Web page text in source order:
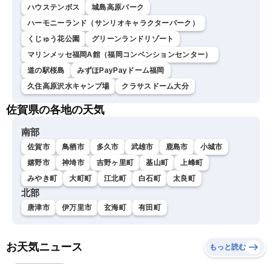
ハウステンボス
城島高原パーク
ハーモニーランド（サンリオキャラクターパーク）
くじゅう花公園
グリーンランドリゾート
マリンメッセ福岡A館（福岡コンベンションセンター）
道の駅桜島
みずほPayPayドーム福岡
久住高原沢水キャンプ場
クラサスドーム大分
佐賀県の各地の天気
南部
佐賀市 鳥栖市 多久市 武雄市 鹿島市
小城市
嬉野市
神埼市 吉野ヶ里町 基山町
上峰町
みやき町
大町町 江北町 白石町 太良町
北部
唐津市 伊万里市 玄海町 有田町
お天気ニュース もっと読む